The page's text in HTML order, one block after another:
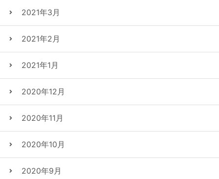
2021年3月
2021年2月
2021年1月
2020年12月
2020年11月
2020年10月
2020年9月